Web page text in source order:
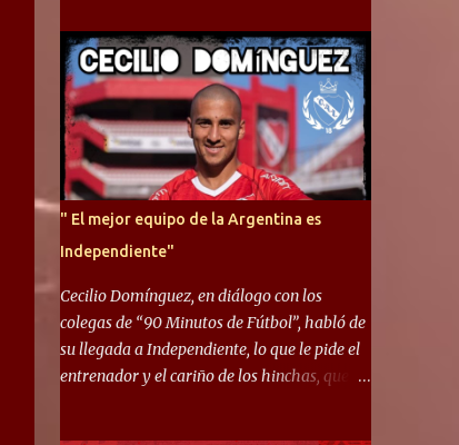
" El mejor equipo de la Argentina es
Independiente"
Cecilio Domínguez, en diálogo con los
colegas de “90 Minutos de Fútbol”, habló de
su llegada a Independiente, lo que le pide el
entrenador y el cariño de los hinchas, que se